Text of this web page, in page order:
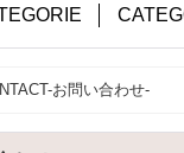
お問い合わせ-